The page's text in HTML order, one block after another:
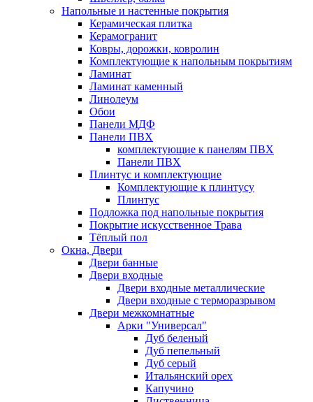
Напольные и настенные покрытия
Керамическая плитка
Керамогранит
Ковры, дорожки, ковролин
Комплектующие к напольным покрытиям
Ламинат
Ламинат каменный
Линолеум
Обои
Панели МДФ
Панели ПВХ
комплектующие к панелям ПВХ
Панели ПВХ
Плинтус и комплектующие
Комплектующие к плинтусу
Плинтус
Подложка под напольные покрытия
Покрытие искусственное Трава
Тёплый пол
Окна, Двери
Двери банные
Двери входные
Двери входные металлические
Двери входные с терморазрывом
Двери межкомнатные
Арки "Универсал"
Дуб беленый
Дуб пепельный
Дуб серый
Итальянский орех
Капучино